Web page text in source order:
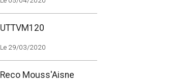
UTTVM120
Le 29/03/2020
Reco Mouss'Aisne